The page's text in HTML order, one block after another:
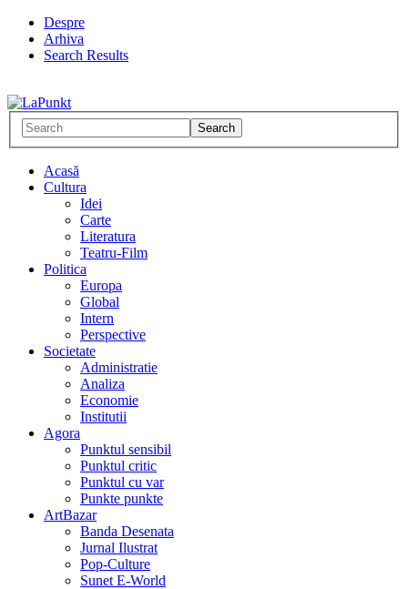
Despre
Arhiva
Search Results
Acasă
Cultura
Idei
Carte
Literatura
Teatru-Film
Politica
Europa
Global
Intern
Perspective
Societate
Administratie
Analiza
Economie
Institutii
Agora
Punktul sensibil
Punktul critic
Punktul cu var
Punkte punkte
ArtBazar
Banda Desenata
Jurnal Ilustrat
Pop-Culture
Sunet E-World